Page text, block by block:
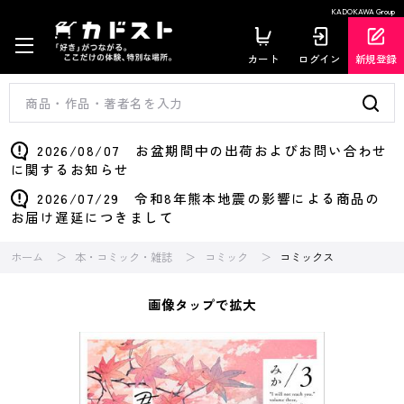
KADOKAWA Group
カート ログイン 新規登録
2026/08/07 お盆期間中の出荷およびお問い合わせ
に関するお知らせ
2026/07/29 令和8年熊本地震の影響による商品の
お届け遅延につきまして
ホーム 本・コミック・雑誌 コミック コミックス
画像タップで拡大